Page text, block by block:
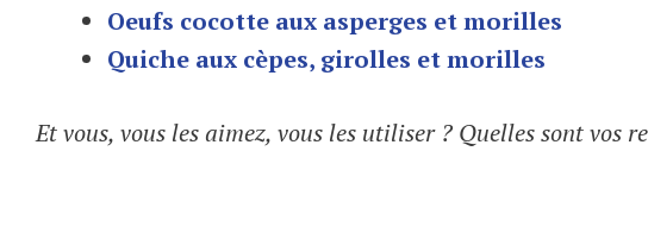
Oeufs cocotte aux asperges et morilles
Quiche aux cèpes, girolles et morilles
Et vous, vous les aimez, vous les utiliser ? Quelles sont vos